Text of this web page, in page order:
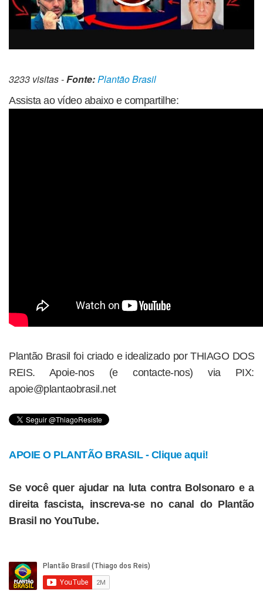
3233 visitas -Fonte:Plantão Brasil
Assista ao vídeo abaixo e compartilhe:
Plantão Brasil foi criado e idealizado por THIAGO DOS
REIS. Apoie-nos (e contacte-nos) via PIX:
apoie@plantaobrasil.net
APOIE O PLANTÃO BRASIL - Clique aqui!
Se você quer ajudar na luta contra Bolsonaro e a
direita fascista, inscreva-se no canal do Plantão
Brasil no YouTube.